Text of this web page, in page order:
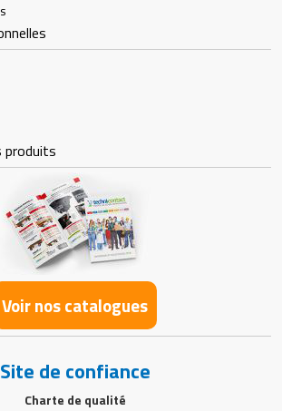
produits
Voir nos catalogues
Site de confiance
Charte de qualité